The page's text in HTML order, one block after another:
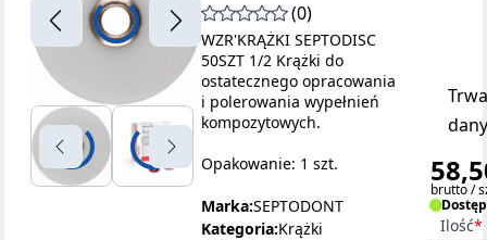
(0)
WZR'KRĄŻKI SEPTODISC
50SZT 1/2 Krążki do
ostatecznego opracowania
i polerowania wypełnień
kompozytowych.
Opakowanie: 1 szt.
Marka:SEPTODONT
Kategoria:Krążki
brutto /
Ilość